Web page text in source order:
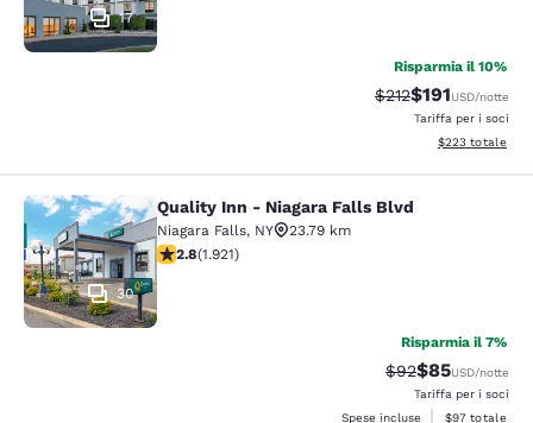
17
Risparmia il 10%
Tariffa di
$212Tariffa
$191USD/notte
Tariffa per i soci
Visualizza i
$223 totale
Quality Inn - Niagara Falls Blvd
30
Quality Inn - Niagara Falls Blvd
Niagara Falls, NY
23.79 km
Valutazione di 2.79 stelle. Discreto. 1921 recensioni
2.8(1.921)
Risparmia il 7%
Tariffa di
$92Tariffa
$85USD/notte
Tariffa per i soci
Spese incluse
Visualizza i
$97 totale